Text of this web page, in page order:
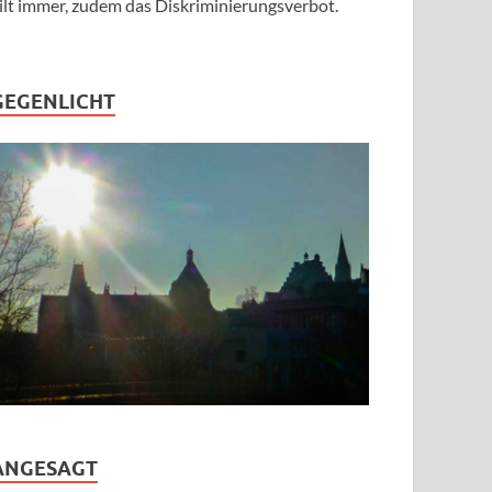
immer, zudem das Diskriminierungsverbot.